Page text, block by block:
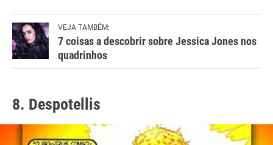
VEJA TAMBÉM:
7 coisas a descobrir sobre Jessica Jones nos
quadrinhos
8. Despotellis